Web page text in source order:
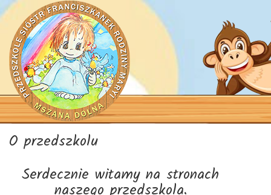
O przedszkolu
Serdecznie witamy na stronach